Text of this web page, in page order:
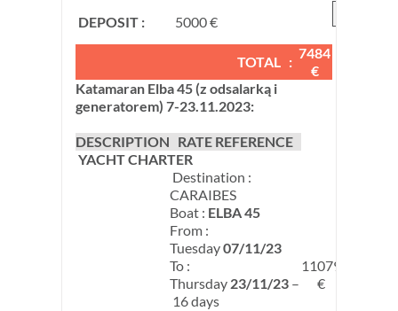
DEPOSIT : 5000 €
TOTAL :
7484
€
Katamaran Elba 45 (z odsalarką i
generatorem) 7-23.11.2023:
DESCRIPTION RATE REFERENCE
YACHT CHARTER
Destination :
CARAIBES
Boat : ELBA 45
From :
Tuesday07/11/23
To :
Thursday 23/11/23–
16 days
11079
€